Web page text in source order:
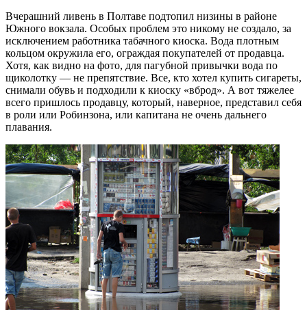
Вчерашний ливень в Полтаве подтопил низины в районе
Южного вокзала. Особых проблем это никому не создало, за
исключением работника табачного киоска. Вода плотным
кольцом окружила его, ограждая покупателей от продавца.
Хотя, как видно на фото, для пагубной привычки вода по
щиколотку — не препятствие. Все, кто хотел купить сигареты,
снимали обувь и подходили к киоску «вброд». А вот тяжелее
всего пришлось продавцу, который, наверное, представил себя
в роли или Робинзона, или капитана не очень дальнего
плавания.